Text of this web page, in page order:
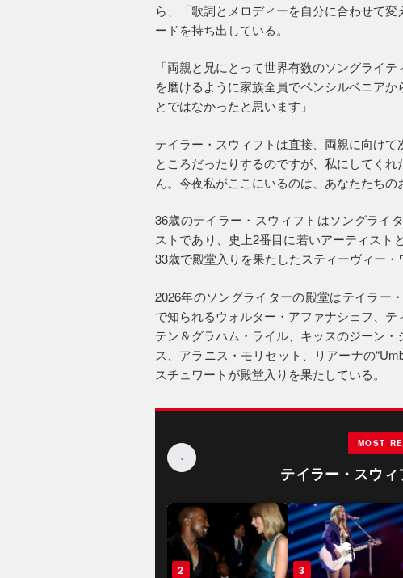
ら、「歌詞とメロディーを自分に合わせて
ードを持ち出している。
「両親と兄にとって世界有数のソングライ
を磨けるように家族全員でペンシルベニア
とではなかったと思います」
テイラー・スウィフトは直接、両親に向け
ところだったりするのですが、私にしてく
ん。今夜私がここにいるのは、あなたたちの
36歳のテイラー・スウィフトはソングライ
ストであり、史上2番目に若いアーティスト
33歳で殿堂入りを果たしたスティーヴィー・
2026年のソングライターの殿堂はテイラー
で知られるウォルター・アファナシェフ、
テン＆グラハム・ライル、キッスのジーン
ス、アラニス・モリセット、リアーナの
スチュワートが殿堂入りを果たしている。
‹
MOST
テイラー・スウ
2 3